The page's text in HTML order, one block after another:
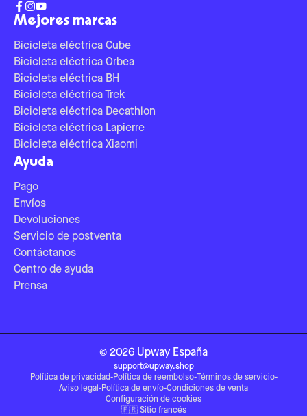
Mejores marcas
Bicicleta eléctrica Cube
Bicicleta eléctrica Orbea
Bicicleta eléctrica BH
Bicicleta eléctrica Trek
Bicicleta eléctrica Decathlon
Bicicleta eléctrica Lapierre
Bicicleta eléctrica Xiaomi
Ayuda
Pago
Envíos
Devoluciones
Servicio de postventa
Contáctanos
Centro de ayuda
Prensa
© 2026 Upway España
support@upway.shop
Política de privacidad-Política de reembolso-Términos de servicio-
Aviso legal -Política de envío-Condiciones de venta
Configuración de cookies
🇫🇷 Sitio francés